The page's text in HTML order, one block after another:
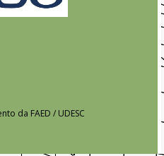
da FAED / UDESC